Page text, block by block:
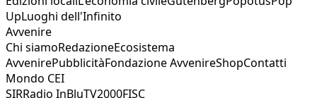
UpLuoghi dell'Infinito
Avvenire
Chi siamoRedazioneEcosistema
AvvenirePubblicitàFondazione AvvenireShopContatti
Mondo CEI
SIRRadio InBluTV2000FISC